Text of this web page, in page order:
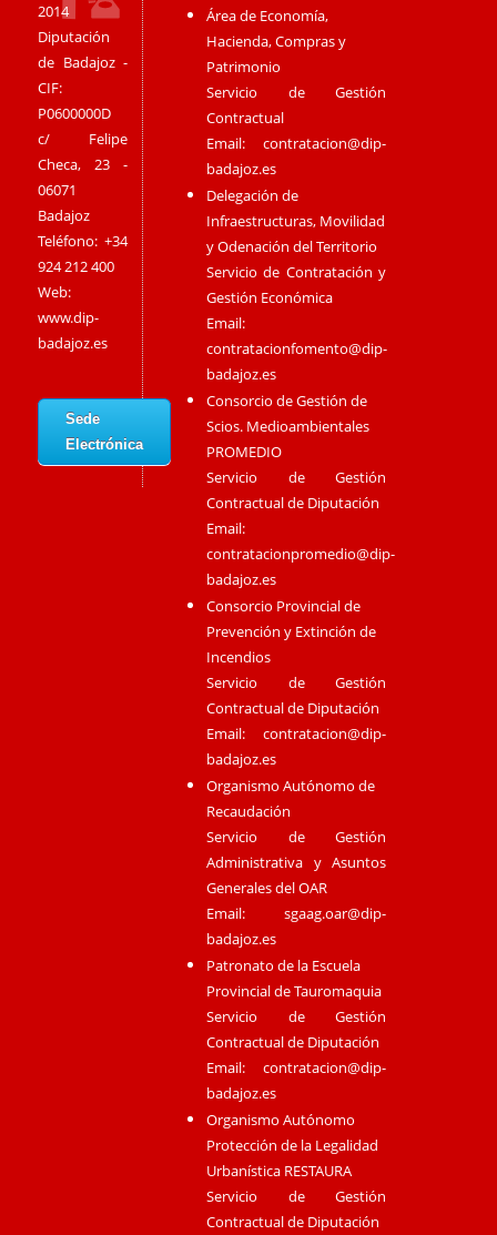
2014
Diputación
de Badajoz -
CIF:
P0600000D
c/ Felipe
Checa, 23 -
06071
Badajoz
Teléfono: +34
924 212 400
Web:
www.dip-
badajoz.es
Sede
Electrónica
Área de Economía,
Hacienda, Compras y
Patrimonio
Servicio de Gestión
Contractual
Email:contratacion@dip-
badajoz.es
Delegación de
Infraestructuras, Movilidad
y Odenación del Territorio
Servicio de Contratación y
Gestión Económica
Email:
contratacionfomento@dip-
badajoz.es
Consorcio de Gestión de
Scios. Medioambientales
PROMEDIO
Servicio de Gestión
Contractual de Diputación
Email:
contratacionpromedio@dip-
badajoz.es
Consorcio Provincial de
Prevención y Extinción de
Incendios
Servicio de Gestión
Contractual de Diputación
Email:contratacion@dip-
badajoz.es
Organismo Autónomo de
Recaudación
Servicio de Gestión
Administrativa y Asuntos
Generales del OAR
Email:sgaag.oar@dip-
badajoz.es
Patronato de la Escuela
Provincial de Tauromaquia
Servicio de Gestión
Contractual de Diputación
Email:contratacion@dip-
badajoz.es
Organismo Autónomo
Protección de la Legalidad
Urbanística RESTAURA
Servicio de Gestión
Contractual de Diputación